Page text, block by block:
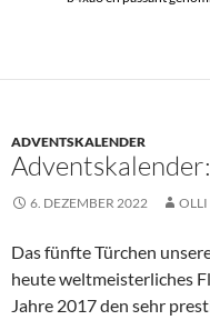
ADVENTSKALENDER
6. DEZEMBER 2022 OLLI
Das fünfte Türchen
heute weltmeisterliches
Jahre 2017 den sehr